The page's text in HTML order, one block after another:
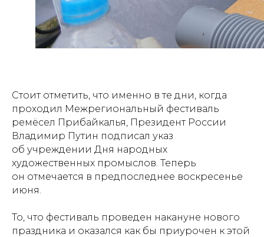
Стоит отметить, что именно в те дни, когда
проходил Межрегиональный фестиваль
ремёсел Прибайкалья, Президент России
Владимир Путин подписал указ
об учреждении Дня народных
художественных промыслов. Теперь
он отмечается в предпоследнее воскресенье
июня.
То, что фестиваль проведен накануне нового
праздника и оказался как бы приурочен к этой